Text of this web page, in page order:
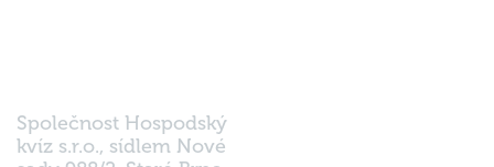
Společnost Hospodský
kvíz s.r.o., sídlem Nové